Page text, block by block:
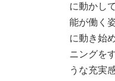
に動かし
能が働く
に動き始
ニングを
うな充実